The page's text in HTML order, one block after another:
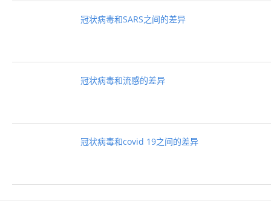
冠状病毒和SARS之间的差异
冠状病毒和流感的差异
冠状病毒和covid 19之间的差异